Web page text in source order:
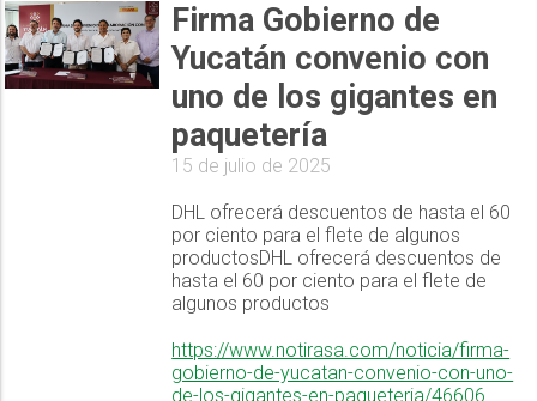
Firma Gobierno de
Yucatán convenio con
uno de los gigantes en
paquetería
15 de julio de 2025
DHL ofrecerá descuentos de hasta el 60
por ciento para el flete de algunos
productosDHL ofrecerá descuentos de
hasta el 60 por ciento para el flete de
algunos productos
https://www.notirasa.com/noticia/firma-
gobierno-de-yucatan-convenio-con-uno-
de-los-gigantes-en-paqueteria/46606